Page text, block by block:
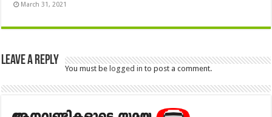
March 31, 2021
Leave a Reply
You must be logged in to post a comment.